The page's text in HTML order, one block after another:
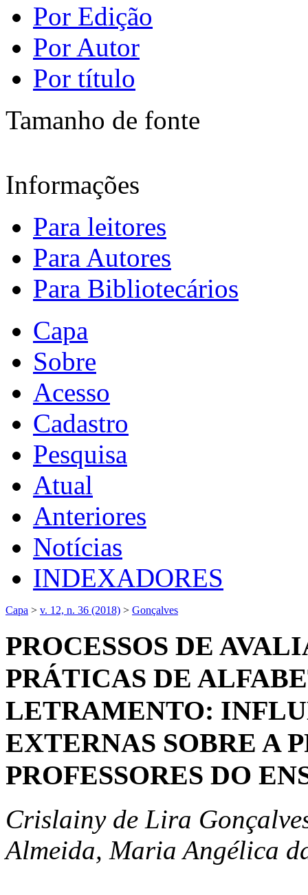
Por Edição
Por Autor
Por título
Tamanho de fonte
Informações
Para leitores
Para Autores
Para Bibliotecários
Capa
Sobre
Acesso
Cadastro
Pesquisa
Atual
Anteriores
Notícias
INDEXADORES
Capa > v. 12, n. 36 (2018) > Gonçalves
PROCESSOS DE
PRÁTICAS DE
LETRAMENTO:
EXTERNAS SOBRE A
PROFESSORES DO
Crislainy de Lira
Almeida, Maria Angélica